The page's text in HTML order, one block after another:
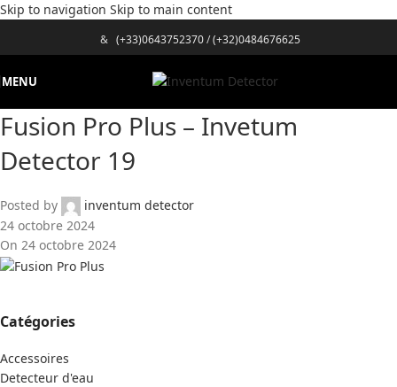
Skip to navigation Skip to main content
& (+33)0643752370/(+32)0484676625
MENU
Fusion Pro Plus – Invetum
Detector 19
Posted by
inventum detector
24 octobre 2024
On 24 octobre 2024
Catégories
Accessoires
Detecteur d'eau